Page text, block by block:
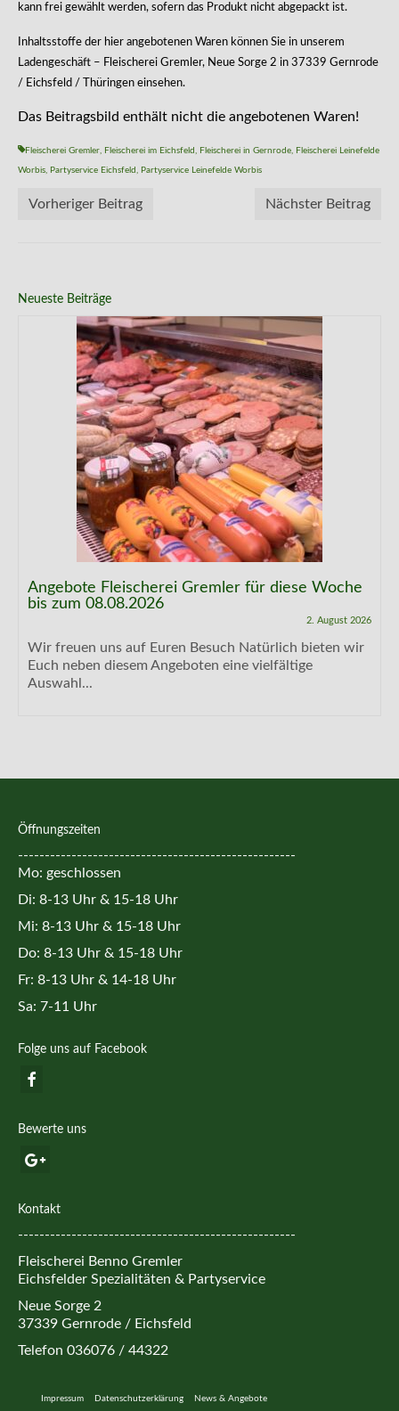
kann frei gewählt werden, sofern das Produkt nicht abgepackt ist.
Inhaltsstoffe der hier angebotenen Waren können Sie in unserem
Ladengeschäft – Fleischerei Gremler, Neue Sorge 2 in 37339 Gernrode
/ Eichsfeld / Thüringen einsehen.
Das Beitragsbild enthält nicht die angebotenen Waren!
Fleischerei Gremler Fleischerei im Eichsfeld Fleischerei in Gernrode Fleischerei Leinefelde
Worbis Partyservice Eichsfeld Partyservice Leinefelde Worbis
Vorheriger Beitrag Nächster Beitrag
Neueste Beiträge
Angebote Fleischerei Gremler für diese Woche
bis zum 08.08.2026
2. August 2026
Wir freuen uns auf Euren Besuch Natürlich bieten wir
Euch neben diesem Angeboten eine vielfältige
Auswahl...
Öffnungszeiten
----------------------------------------------------
Mo: geschlossen
Di: 8-13 Uhr & 15-18 Uhr
Mi: 8-13 Uhr & 15-18 Uhr
Do: 8-13 Uhr & 15-18 Uhr
Fr: 8-13 Uhr & 14-18 Uhr
Sa: 7-11 Uhr
Folge uns auf Facebook
Bewerte uns
Kontakt
----------------------------------------------------
Fleischerei Benno Gremler
Eichsfelder Spezialitäten & Partyservice
Neue Sorge 2
37339 Gernrode / Eichsfeld
Telefon 036076 / 44322
Impressum Datenschutzerklärung News & Angebote